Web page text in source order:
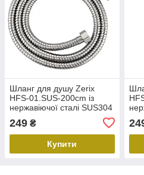
Шланг для душу Zerix
HFS-01.SUS-200cm із
нержавіючої сталі SUS304
упаковка блістер (ZX5951)
249 ₴
Купити